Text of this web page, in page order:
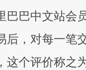
巴巴中文站会
后，对每一笔
这个评价称之